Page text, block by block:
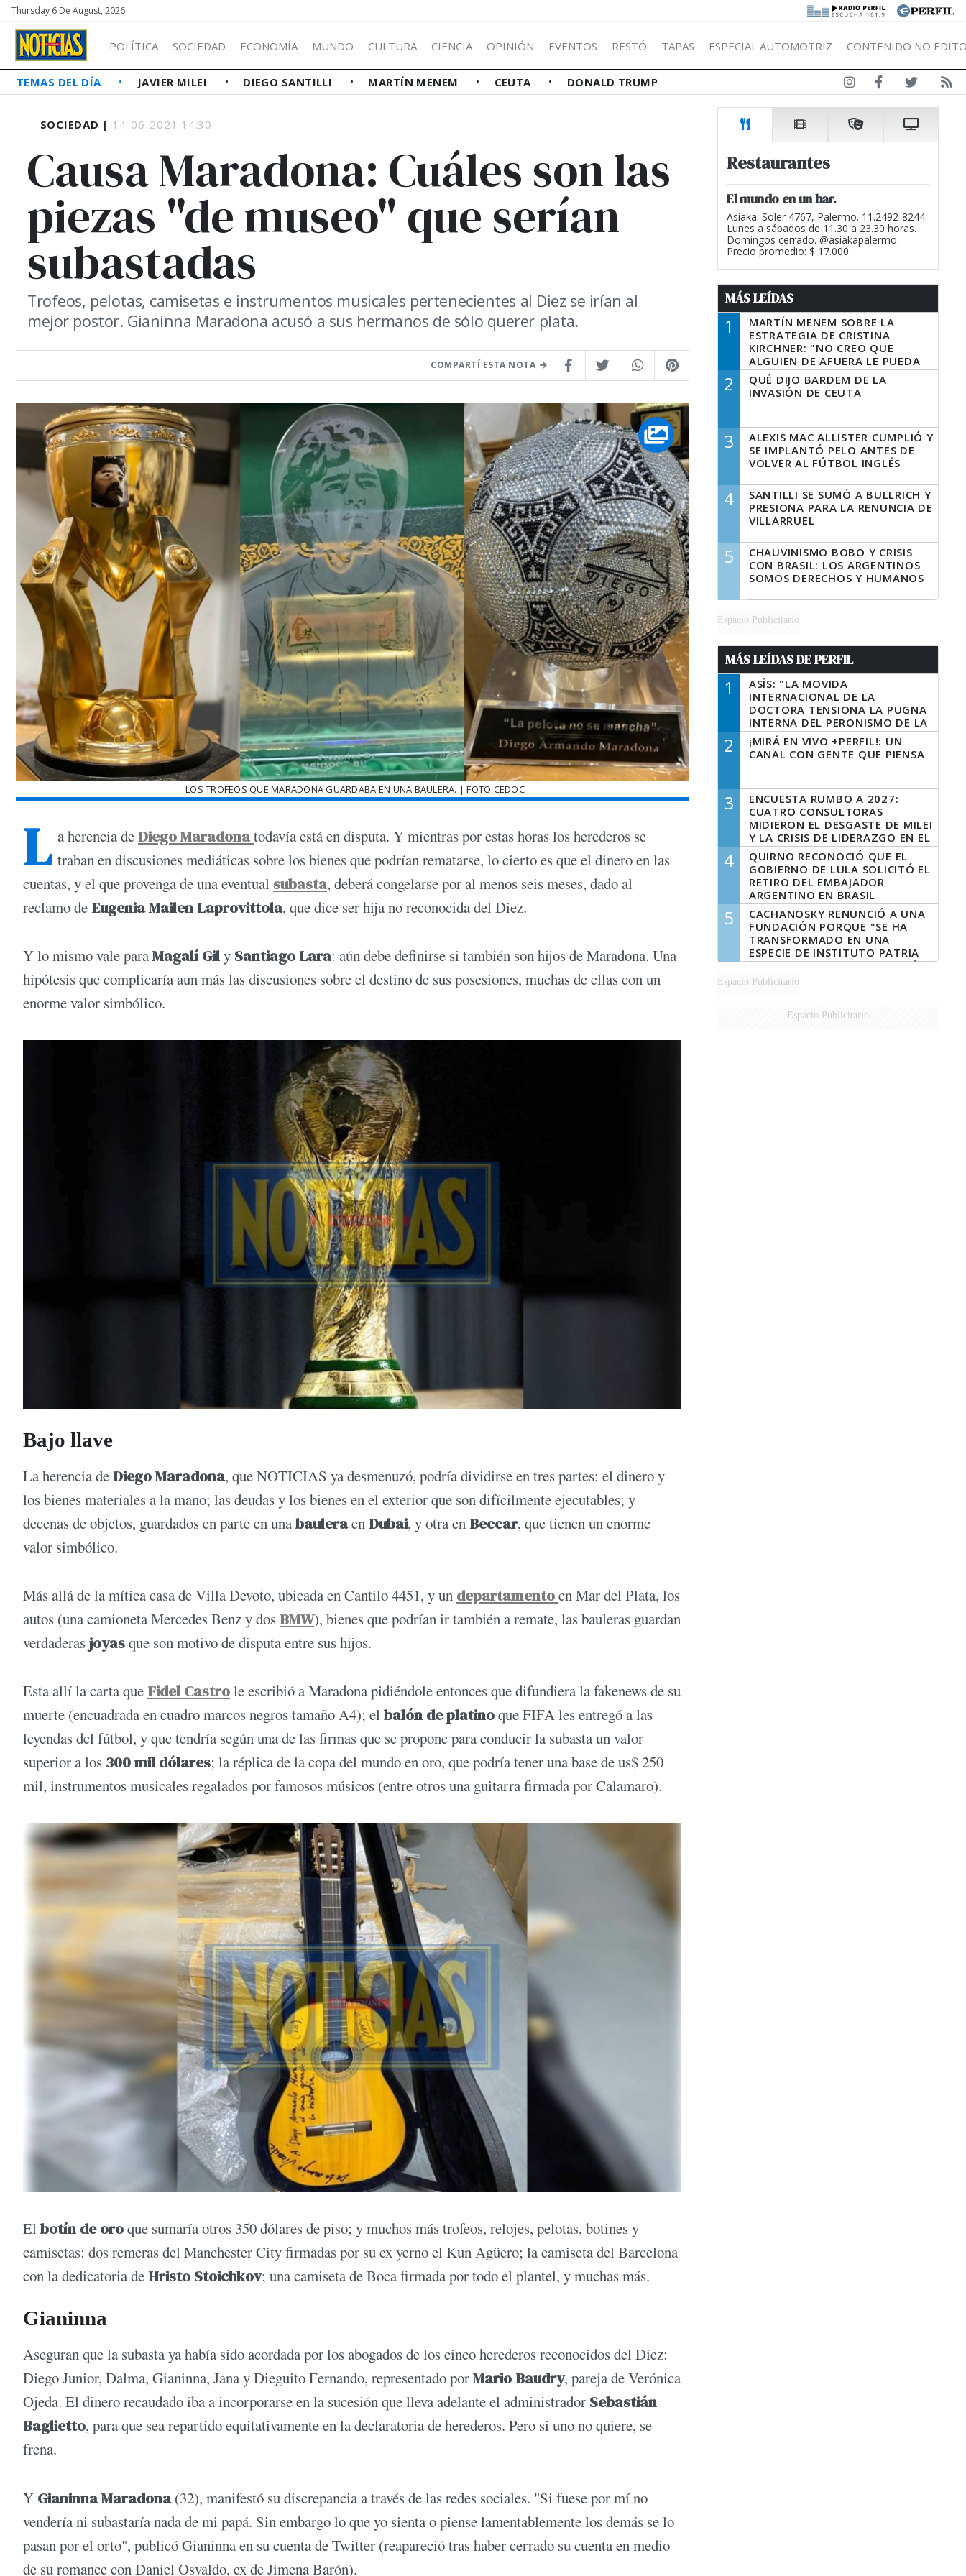
Thursday 6 De August, 2026 |
POLÍTICA SOCIEDAD ECONOMÍA MUNDO CULTURA CIENCIA OPINIÓN EVENTOS RESTÓ TAPAS ESPECIAL AUTOMOTRIZ CONTENIDO NO
TEMAS DEL DÍA JAVIER MILEI DIEGO SANTILLI MARTÍN MENEM CEUTA DONALD TRUMP
SOCIEDAD | 14-06-2021 14:30
Causa Maradona: Cuáles son las
piezas "de museo" que serían
subastadas
Trofeos, pelotas, camisetas e instrumentos musicales pertenecientes al Diez se irían al
mejor postor. Gianinna Maradona acusó a sus hermanos de sólo querer plata.
COMPARTÍ ESTA NOTA
LOS TROFEOS QUE MARADONA GUARDABA EN UNA BAULERA. | FOTO:CEDOC
L a herencia de Diego Maradonatodavía está en disputa. Y mientras por estas horas los herederos se
traban en discusiones mediáticas sobre los bienes que podrían rematarse, lo cierto es que el dinero en las
cuentas, y el que provenga de una eventual subasta, deberá congelarse por al menos seis meses, dado al
reclamo de Eugenia Mailen Laprovittola, que dice ser hija no reconocida del Diez.
Y lo mismo vale paraMagalí Gily Santiago Lara: aún debe definirse si también son hijos de Maradona. Una
hipótesis que complicaría aun más las discusiones sobre el destino de sus posesiones, muchas de ellas con un
enorme valor simbólico.
Bajo llave
La herencia de Diego Maradona, que NOTICIAS ya desmenuzó, podría dividirse en tres partes: el dinero y
los bienes materiales a la mano; las deudas y los bienes en el exterior que son difícilmente ejecutables; y
decenas de objetos, guardados en parte en unabauleraen Dubai, y otra en Beccar, que tienen un enorme
valor simbólico.
Más allá de la mítica casa de Villa Devoto, ubicada en Cantilo 4451, y un departamentoen Mar del Plata, los
autos (una camioneta Mercedes Benz y dos BMW), bienes que podrían ir también a remate, las bauleras guardan
verdaderasjoyasque son motivo de disputa entre sus hijos.
Esta allí la carta que Fidel Castrole escribió a Maradona pidiéndole entonces que difundiera la fakenews de su
muerte (encuadrada en cuadro marcos negros tamaño A4); el balón de platinoque FIFA les entregó a las
leyendas del fútbol, y que tendría según una de las firmas que se propone para conducir la subasta un valor
superior a los 300 mil dólares; la réplica de la copa del mundo en oro, que podría tener una base de us$ 250
mil, instrumentos musicales regalados por famosos músicos (entre otros una guitarra firmada por Calamaro).
El botín de oroque sumaría otros 350 dólares de piso; y muchos más trofeos, relojes, pelotas, botines y
camisetas: dos remeras del Manchester City firmadas por su ex yerno el Kun Agüero; la camiseta del Barcelona
con la dedicatoria de Hristo Stoichkov; una camiseta de Boca firmada por todo el plantel, y muchas más.
Gianinna
Aseguran que la subasta ya había sido acordada por los abogados de los cinco herederos reconocidos del Diez:
Diego Junior, Dalma, Gianinna, Jana y Dieguito Fernando, representado porMario Baudry, pareja de Verónica
Ojeda. El dinero recaudado iba a incorporarse en la sucesión que lleva adelante el administrador Sebastián
Baglietto, para que sea repartido equitativamente en la declaratoria de herederos. Pero si uno no quiere, se
frena.
Y Gianinna Maradona(32), manifestó su discrepancia a través de las redes sociales. "Si fuese por mí no
vendería ni subastaría nada de mi papá. Sin embargo lo que yo sienta o piense lamentablemente los demás se lo
pasan por el orto", publicó Gianinna en su cuenta de Twitter (reapareció tras haber cerrado su cuenta en medio
de su romance con Daniel Osvaldo, ex de Jimena Barón).
Restaurantes
El mundo en un bar.
Asiaka. Soler 4767, Palermo. 11.2492-8244.
Lunes a sábados de 11.30 a 23.30 horas.
Domingos cerrado. @asiakapalermo.
Precio promedio: $ 17.000.
MÁS LEÍDAS
1
MARTÍN MENEM SOBRE LA
ESTRATEGIA DE CRISTINA
KIRCHNER: "NO CREO QUE
ALGUIEN DE AFUERA LE PUEDA
DECIR A LA JUSTICIA LO QUE
TIENE QUE HACER"
2
QUÉ DIJO BARDEM DE LA
INVASIÓN DE CEUTA
3
ALEXIS MAC ALLISTER CUMPLIÓ Y
SE IMPLANTÓ PELO ANTES DE
VOLVER AL FÚTBOL INGLÉS
4
SANTILLI SE SUMÓ A BULLRICH Y
PRESIONA PARA LA RENUNCIA DE
VILLARRUEL
5
CHAUVINISMO BOBO Y CRISIS
CON BRASIL: LOS ARGENTINOS
SOMOS DERECHOS Y HUMANOS
Espacio Publicitario
MÁS LEÍDAS DE PERFIL
1
ASÍS: "LA MOVIDA
INTERNACIONAL DE LA
DOCTORA TENSIONA LA PUGNA
INTERNA DEL PERONISMO DE LA
PROVINCIA DEL PECADO"
2
¡MIRÁ EN VIVO +PERFIL!: UN
CANAL CON GENTE QUE PIENSA
3
ENCUESTA RUMBO A 2027:
CUATRO CONSULTORAS
MIDIERON EL DESGASTE DE MILEI
Y LA CRISIS DE LIDERAZGO EN EL
PERONISMO
4
QUIRNO RECONOCIÓ QUE EL
GOBIERNO DE LULA SOLICITÓ EL
RETIRO DEL EMBAJADOR
ARGENTINO EN BRASIL
5
CACHANOSKY RENUNCIÓ A UNA
FUNDACIÓN PORQUE "SE HA
TRANSFORMADO EN UNA
ESPECIE DE INSTITUTO PATRIA
INCONDICIONAL DE LA GESTIÓN
DE MILEI"
Espacio Publicitario
Espacio Publicitario